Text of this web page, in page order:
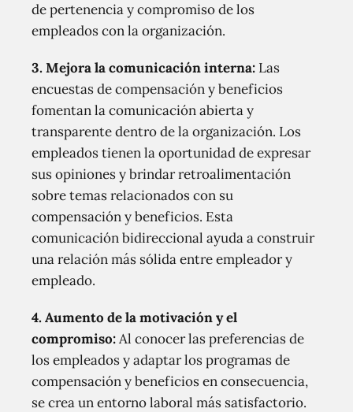
de pertenencia y compromiso de los
empleados con la organización.
3. Mejora la comunicación interna: Las
encuestas de compensación y beneficios
fomentan la comunicación abierta y
transparente dentro de la organización. Los
empleados tienen la oportunidad de expresar
sus opiniones y brindar retroalimentación
sobre temas relacionados con su
compensación y beneficios. Esta
comunicación bidireccional ayuda a construir
una relación más sólida entre empleador y
empleado.
4. Aumento de la motivación y el
compromiso:Al conocer las preferencias de
los empleados y adaptar los programas de
compensación y beneficios en consecuencia,
se crea un entorno laboral más satisfactorio.